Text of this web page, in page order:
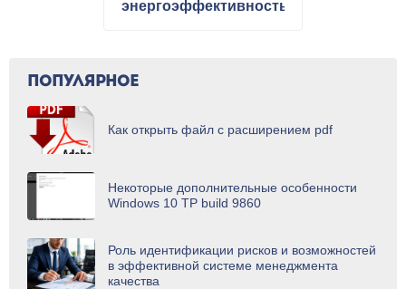
энергоэффективность
ПОПУЛЯРНОЕ
Как открыть файл с расширением pdf
Некоторые дополнительные особенности
Windows 10 TP build 9860
Роль идентификации рисков и возможностей
в эффективной системе менеджмента
качества